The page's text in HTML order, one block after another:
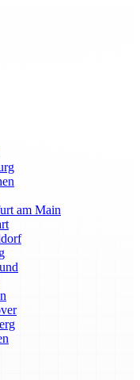
am Main